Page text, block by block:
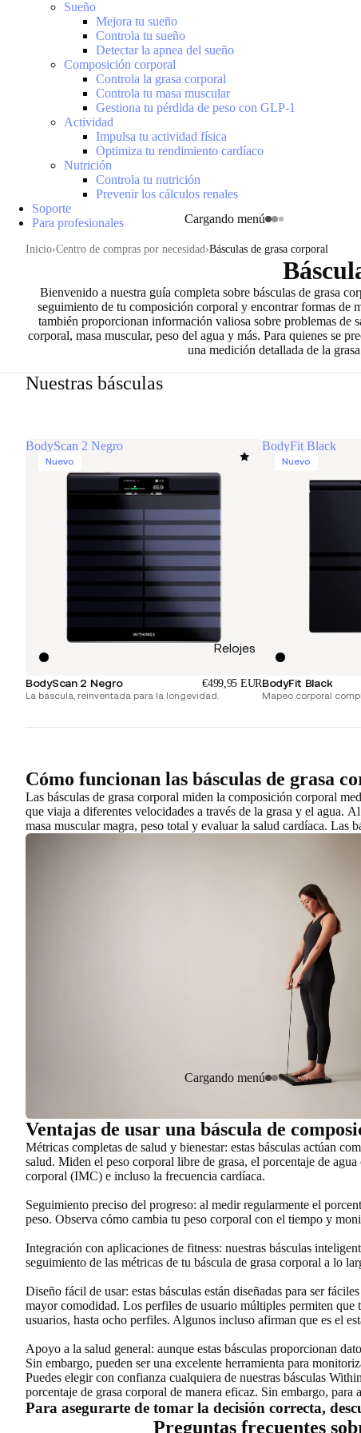
Cargando menú
Relojes
Cargando menú
Sueño
Mejora tu sueño
Controla tu sueño
Detectar la apnea del sueño
Composición corporal
Controla la grasa corporal
Controla tu masa muscular
Gestiona tu pérdida de peso con GLP-1
Actividad
Impulsa tu actividad física
Optimiza tu rendimiento cardíaco
Nutrición
Controla tu nutrición
Prevenir los cálculos renales
Soporte
Para profesionales
Inicio Centro de compras por necesidad Básculas de grasa corporal
Bienvenido a nuestra guía completa sobre básculas de grasa
seguimiento de tu composición corporal y encontrar formas de
también proporcionan información valiosa sobre problemas de
corporal, masa muscular, peso del agua y más. Para quienes se
una medición detallada de la
Nuestras básculas
BodyScan 2 Negro
Nuevo
BodyScan 2 Negro €499,95 EUR
La báscula, reinventada para la longevidad.
BodyFit Black
Nuevo
BodyFit Black
Mapeo corporal
Cómo funcionan las básculas de grasa
Las básculas de grasa corporal miden la composición corporal
que viaja a diferentes velocidades a través de la grasa y el agua. Al
masa muscular magra, peso total y evaluar la salud cardíaca. Las
Ventajas de usar una báscula de
Métricas completas de salud y bienestar: estas básculas actúan
salud. Miden el peso corporal libre de grasa, el porcentaje de
corporal (IMC) e incluso la frecuencia cardíaca.
Seguimiento preciso del progreso: al medir regularmente el
peso. Observa cómo cambia tu peso corporal con el tiempo y
Integración con aplicaciones de fitness: nuestras básculas
seguimiento de las métricas de tu báscula de grasa corporal a lo
Diseño fácil de usar: estas básculas están diseñadas para ser
mayor comodidad. Los perfiles de usuario múltiples permiten que
usuarios, hasta ocho perfiles. Algunos incluso afirman que es el
Apoyo a la salud general: aunque estas básculas proporcionan
Sin embargo, pueden ser una excelente herramienta para
Puedes elegir con confianza cualquiera de nuestras básculas
porcentaje de grasa corporal de manera eficaz. Sin embargo, para
Para asegurarte de tomar la decisión correcta,
Preguntas frecuentes